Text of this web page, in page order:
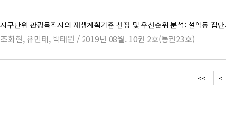
지구단위 관광목적지의 재생계획기준 선정 및 우선순위 분석: 설악동 집
조화현, 유민태, 박태원 / 2019년 08월. 10권 2호(통권23호)
<< <